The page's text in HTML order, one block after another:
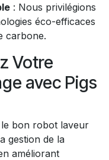
: Nous privilégions
éco-efficaces
carbone.
Votre
avec Pigs
bon robot laveur
gestion de la
améliorant